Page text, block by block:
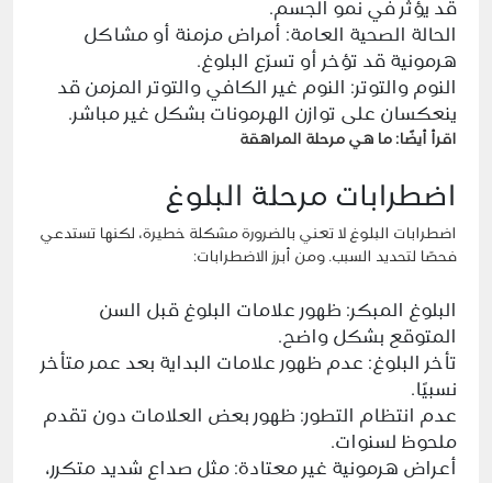
قد يؤثر في نمو الجسم.
الحالة الصحية العامة: أمراض مزمنة أو مشاكل
هرمونية قد تؤخر أو تسرّع البلوغ.
النوم والتوتر: النوم غير الكافي والتوتر المزمن قد
ينعكسان على توازن الهرمونات بشكل غير مباشر.
اقرأ أيضًا: ما هي مرحلة المراهقة
اضطرابات مرحلة البلوغ
اضطرابات البلوغ لا تعني بالضرورة مشكلة خطيرة، لكنها تستدعي
فحصًا لتحديد السبب. ومن أبرز الاضطرابات:
البلوغ المبكر: ظهور علامات البلوغ قبل السن
المتوقع بشكل واضح.
تأخر البلوغ: عدم ظهور علامات البداية بعد عمر متأخر
نسبيًا.
عدم انتظام التطور: ظهور بعض العلامات دون تقدم
ملحوظ لسنوات.
أعراض هرمونية غير معتادة: مثل صداع شديد متكرر،